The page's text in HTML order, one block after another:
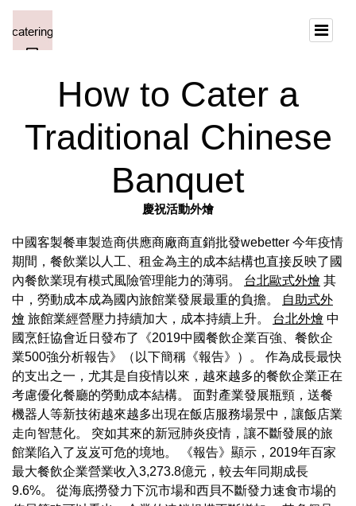
How to Cater a
Traditional Chinese
Banquet
慶祝活動外燴
中國客製餐車製造商供應商廠商直銷批發webetter 今年疫情
期間，餐飲業以人工、租金為主的成本結構也直接反映了國
內餐飲業現有模式風險管理能力的薄弱。 台北歐式外燴 其
中，勞動成本成為國內旅館業發展最重的負擔。
自助式外
燴 旅館業經營壓力持續加大，成本持續上升。 台北外燴 中
國烹飪協會近日發布了《2019中國餐飲企業百強、餐飲企
業500強分析報告》（以下簡稱《報告》）。 作為成長最快
的支出之一，尤其是自疫情以來，越來越多的餐飲企業正在
考慮優化餐廳的勞動成本結構。 面對產業發展瓶頸，送餐
機器人等新技術越來越多出現在飯店服務場景中，讓飯店業
走向智慧化。 突如其來的新冠肺炎疫情，讓不斷發展的旅
館業陷入了岌岌可危的境地。 《報告》顯示，2019年百家
最大餐飲企業營業收入3,273.8億元，較去年同期成長
9.6%。 從海底撈發力下沉市場和西貝不斷發力速食市場的